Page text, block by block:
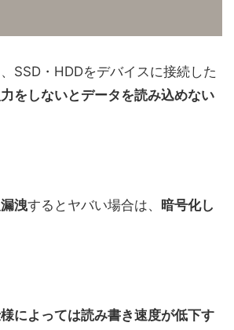
SSD・HDDをデバイスに接続した
をしないとデータを読み込めない
洩するとヤバい場合は、 暗号化し
によっては読み書き速度が低下す